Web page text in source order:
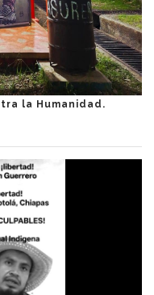
la Humanidad.